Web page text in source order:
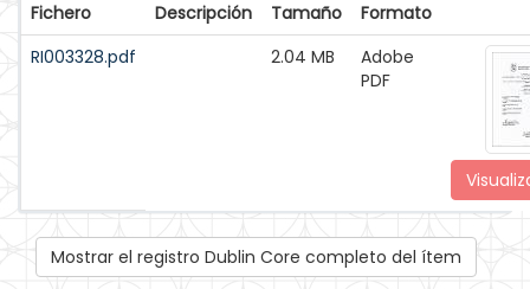
Fichero Descripción Tamaño
Formato
RI003328.pdf
2.04 MB
Adobe
PDF
Mostrar el registro Dublin Core completo del ítem